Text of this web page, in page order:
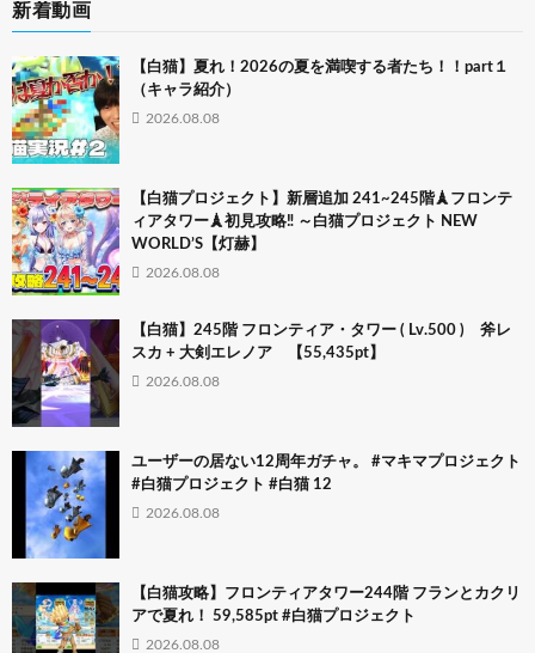
新着動画
【白猫】夏れ！2026の夏を満喫する者たち！！part１
（キャラ紹介）
2026.08.08
【白猫プロジェクト】新層追加 241~245階🗼フロンテ
ィアタワー🗼初見攻略‼ ～白猫プロジェクト NEW
WORLD’S【灯赫】
2026.08.08
【白猫】245階 フロンティア・タワー ( Lv.500 ) 斧レ
スカ + 大剣エレノア 【55,435pt】
2026.08.08
ユーザーの居ない12周年ガチャ。 #マキマプロジェクト
#白猫プロジェクト #白猫 12
2026.08.08
【白猫攻略】フロンティアタワー244階 フランとカクリ
アで夏れ！ 59,585pt #白猫プロジェクト
2026.08.08